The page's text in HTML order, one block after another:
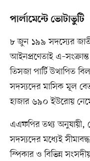
পার্লামেন্টে ভোটাভুটি
৮ জুন ১৯৯ সদস্যের
আইনপ্রণেতাই
তিসজা পার্টি উত্থাপিত
সদস্যদের মাসিক মূল
হাজার ৬৯০ ইউরোয়
এএফপির তথ্য অনুযায়ী,
সদস্যদের মধ্যেই সীমাবদ্ধ
স্পিকার ও বিভিন্ন